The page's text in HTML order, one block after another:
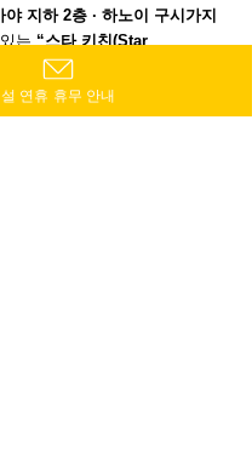
야 지하 2층 · 하노이 구시가지
는 “스타 키친(Star
두 만나보실 수 있습니다
관 가능 · 나눠주기 좋은 선물
설 연휴 휴무 안내